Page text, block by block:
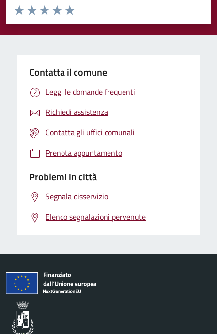
Valuta da 1 a 5 stelle la pagina
Valuta 5 stelle su 5
Valuta 4 stelle su 5
Valuta 3 stelle su 5
Valuta 2 stelle su 5
Valuta 1 stelle su 5
Contatta il comune
Leggi le domande frequenti
Richiedi assistenza
Contatta gli uffici comunali
Prenota appuntamento
Problemi in città
Segnala disservizio
Elenco segnalazioni pervenute